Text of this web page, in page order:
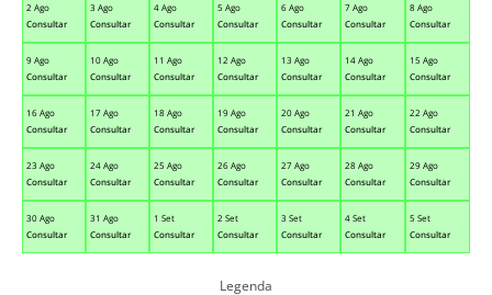
2 Ago
Consultar
3 Ago
Consultar
4 Ago
Consultar
5 Ago
Consultar
6 Ago
Consultar
7 Ago
Consultar
8 Ago
Consultar
9 Ago
Consultar
10 Ago
Consultar
11 Ago
Consultar
12 Ago
Consultar
13 Ago
Consultar
14 Ago
Consultar
15 Ago
Consultar
16 Ago
Consultar
17 Ago
Consultar
18 Ago
Consultar
19 Ago
Consultar
20 Ago
Consultar
21 Ago
Consultar
22 Ago
Consultar
23 Ago
Consultar
24 Ago
Consultar
25 Ago
Consultar
26 Ago
Consultar
27 Ago
Consultar
28 Ago
Consultar
29 Ago
Consultar
30 Ago
Consultar
31 Ago
Consultar
1 Set
Consultar
2 Set
Consultar
3 Set
Consultar
4 Set
Consultar
5 Set
Consultar
Legenda